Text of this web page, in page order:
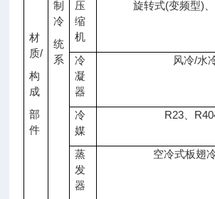
材
质/
构
成
部
件
制
冷
统
系
压
缩
机
旋转式(变频型)
冷
凝
器
风冷/水
冷
媒
R23、
蒸
发
器
空冷式板翅